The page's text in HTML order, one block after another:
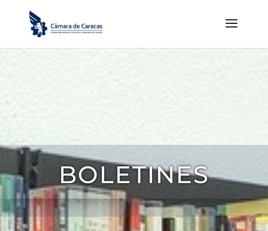
BOLETINES